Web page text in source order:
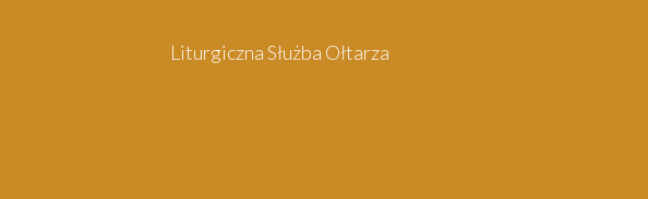
Liturgiczna Służba Ołtarza